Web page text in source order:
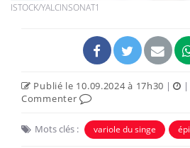
ISTOCK/YALCINSONAT1
Publié le 10.09.2024 à 17h30 | |
Commenter
Mots clés : variole du singe